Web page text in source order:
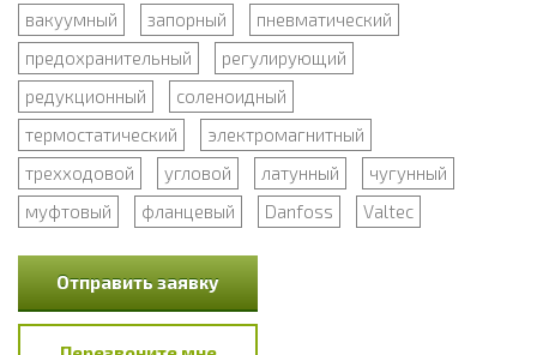
вакуумный
запорный
пневматический
предохранительный
регулирующий
редукционный
соленоидный
термостатический
электромагнитный
трехходовой
угловой латунный
чугунный
муфтовый
фланцевый Danfoss Valtec
Отправить заявку